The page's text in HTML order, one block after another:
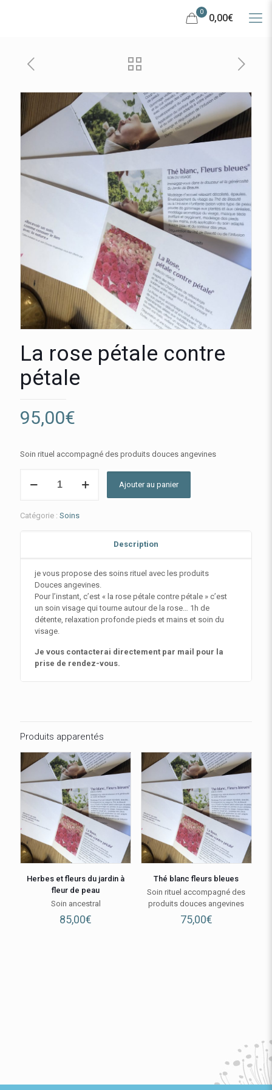
0
0,00€
La rose pétale contre
pétale
95,00€
Soin rituel accompagné des produits douces angevines
pétale
Ajouter au panier
Catégorie : Soins
Description
je vous propose des soins rituel avec les produits
Douces angevines.
Pour l’instant, c’est « la rose pétale contre pétale » c’est
un soin visage qui tourne autour de la rose… 1h de
détente, relaxation profonde pieds et mains et soin du
visage.
Je vous contacterai directement par mail pour la
prise de rendez-vous.
Produits apparentés
Herbes et fleurs du jardin à
fleur de peau
Soin ancestral
85,00€
Thé blanc fleurs bleues
Soin rituel accompagné des
produits douces angevines
75,00€